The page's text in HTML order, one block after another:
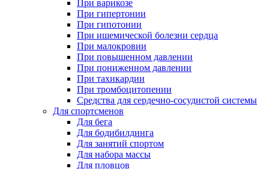
При варикозе
При гипертонии
При гипотонии
При ишемической болезни сердца
При малокровии
При повышенном давлении
При пониженном давлении
При тахикардии
При тромбоцитопении
Средства для сердечно-сосудистой системы
Для спортсменов
Для бега
Для бодибилдинга
Для занятий спортом
Для набора массы
Для пловцов